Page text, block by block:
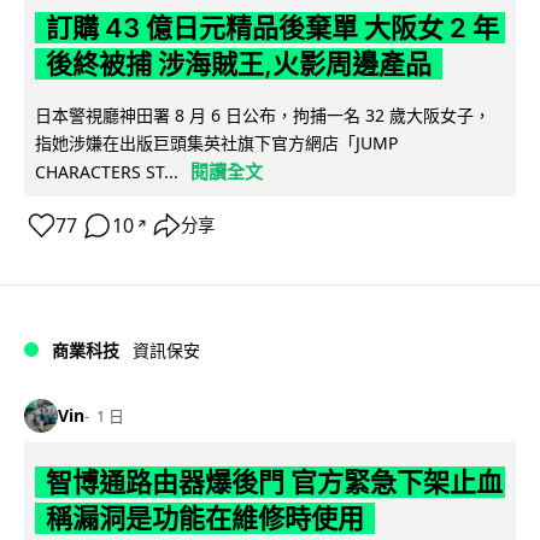
訂購 43 億日元精品後棄單 大阪女 2 年
後終被捕 涉海賊王,火影周邊產品
日本警視廳神田署 8 月 6 日公布，拘捕一名 32 歲大阪女子，
指她涉嫌在出版巨頭集英社旗下官方網店「JUMP
CHARACTERS ST...
閱讀全文
77 10 ↗ 分享
商業科技 資訊保安
Vin 1 日
智博通路由器爆後門 官方緊急下架止血
稱漏洞是功能在維修時使用